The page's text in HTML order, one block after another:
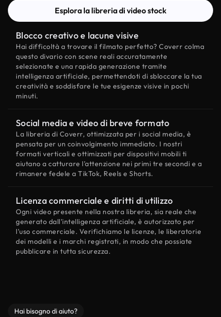
Esplora la libreria di video stock
Blocco creativo e lacune visive
Hai difficoltà a trovare il filmato perfetto? Coverr colma
questo divario con scene reali accuratamente
selezionate e una rapida generazione tramite
intelligenza artificiale, permettendoti di sbloccare la tua
creatività e soddisfare le tue esigenze visive in pochi
minuti.
Social media e video di breve formato
La libreria di Coverr, ottimizzata per i social media, è
pensata per un coinvolgimento immediato. I nostri
formati verticali e ottimizzati per dispositivi mobili ti
aiutano a catturare l'attenzione nei primi tre secondi e a
rimanere fedele a TikTok, Reels e Shorts.
Licenza commerciale e diritti di utilizzo
Ogni video presente nella nostra libreria, sia reale che
generato dall'intelligenza artificiale, è autorizzato per
l'uso commerciale. Verifichiamo le licenze, le liberatorie
dei modelli e i marchi registrati, in modo che possiate
pubblicare in tutta sicurezza.
Hai bisogno di aiuto?